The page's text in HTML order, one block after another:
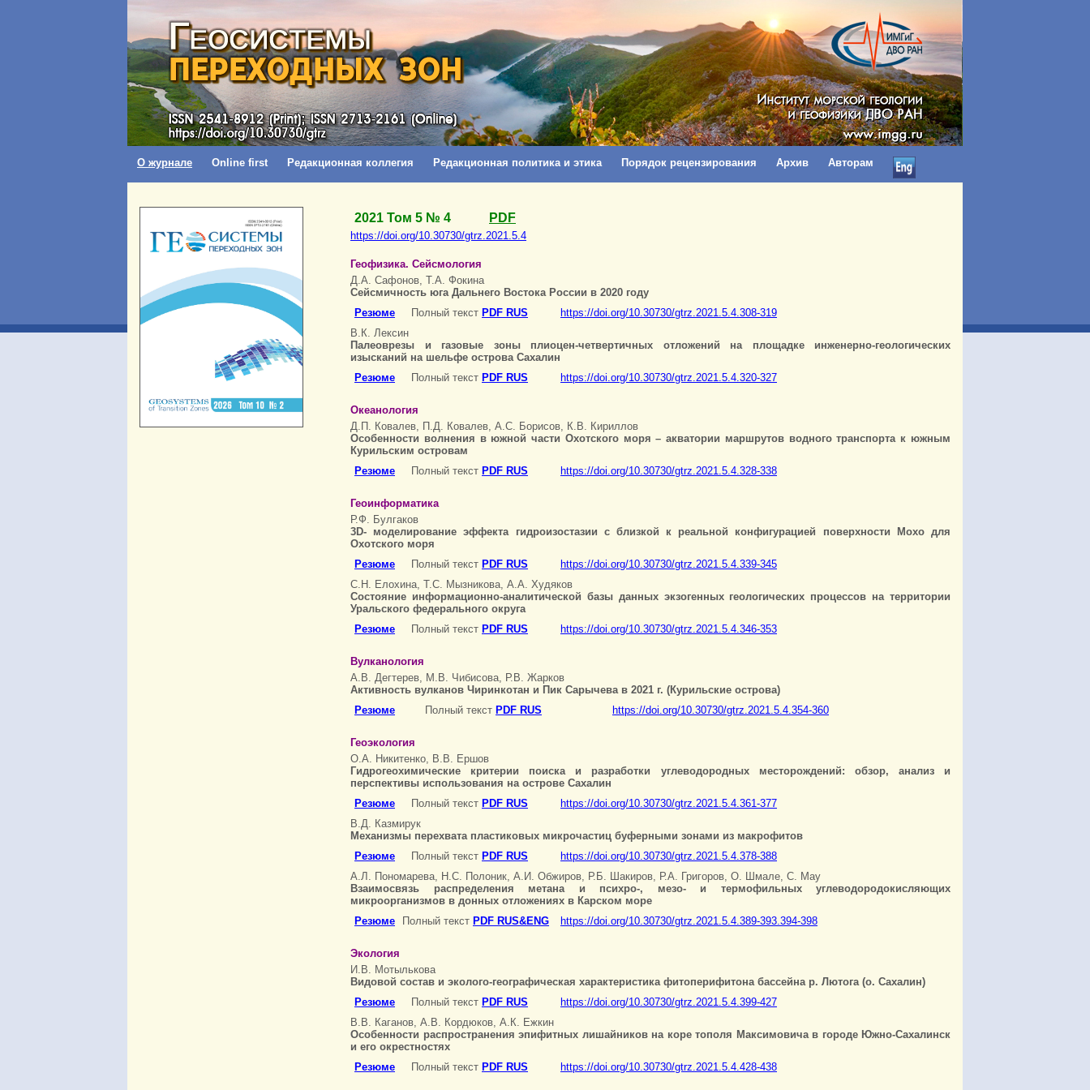
О журнале Online first Редакционная коллегия Редакционная политика и этика Порядок рецензирования Архив Авторам
2021 Том 5 № 4 PDF
https://doi.org/10.30730/gtrz.2021.5.4
Геофизика. Сейсмология
Д.А. Сафонов, Т.А. Фокина
Сейсмичность юга Дальнего Востока России в 2020 году
Резюме
Полный текст PDF RUS
https://doi.org/10.30730/gtrz.2021.5.4.308-319
В.К. Лексин
Палеоврезы и газовые зоны плиоцен-четвертичных отложений на площадке инженерно-геологических
изысканий на шельфе острова Сахалин
Резюме
Полный текст PDF RUS https://doi.org/10.30730/gtrz.2021.5.4.320-327
Океанология
Д.П. Ковалев, П.Д. Ковалев, А.С. Борисов, К.В. Кириллов
Особенности волнения в южной части Охотского моря – акватории маршрутов водного транспорта к южным
Курильским островам
Резюме
Полный текст PDF RUS https://doi.org/10.30730/gtrz.2021.5.4.328-338
Геоинформатика
Р.Ф. Булгаков
3D- моделирование эффекта гидроизостазии с близкой к реальной конфигурацией поверхности Мохо для
Охотского моря
Резюме
Полный текст PDF RUS
https://doi.org/10.30730/gtrz.2021.5.4.339-345
С.Н. Елохина, Т.С. Мызникова, А.А. Худяков
Состояние информационно-аналитической базы данных экзогенных геологических процессов на территории
Уральского федерального округа
Резюме
Полный текст PDF RUS https://doi.org/10.30730/gtrz.2021.5.4.346-353
Вулканология
А.В. Дегтерев, М.В. Чибисова, Р.В. Жарков
Активность вулканов Чиринкотан и Пик Сарычева в 2021 г. (Курильские острова)
Резюме
Полный текст PDF RUS https://doi.org/10.30730/gtrz.2021.5.4.354-360
Геоэкология
О.А. Никитенко, В.В. Ершов
Гидрогеохимические критерии поиска и разработки углеводородных месторождений: обзор, анализ и
перспективы использования на острове Сахалин
Резюме
Полный текст PDF RUS
https://doi.org/10.30730/gtrz.2021.5.4.361-377
В.Д. Казмирук
Механизмы перехвата пластиковых микрочастиц буферными зонами из макрофитов
Резюме
Полный текст PDF RUS
https://doi.org/10.30730/gtrz.2021.5.4.378-388
А.Л. Пономарева, Н.С. Полоник, А.И. Обжиров, Р.Б. Шакиров, Р.А. Григоров, О. Шмале, С. Мау
Взаимосвязь распределения метана и психро-, мезо- и термофильных углеводородокисляющих
микроорганизмов в донных отложениях в Карском море
Резюме
Полный текст PDF RUS&ENG https://doi.org/10.30730/gtrz.2021.5.4.389-393.394-398
Экология
И.В. Мотылькова
Видовой состав и эколого-географическая характеристика фитоперифитона бассейна р. Лютога (о. Сахалин)
Резюме
Полный текст PDF RUS
https://doi.org/10.30730/gtrz.2021.5.4.399-427
В.В. Каганов, А.В. Кордюков, А.К. Ежкин
Особенности распространения эпифитных лишайников на коре тополя Максимовича в городе Южно-Сахалинск
и его окрестностях
Резюме
Полный текст PDF RUS https://doi.org/10.30730/gtrz.2021.5.4.428-438